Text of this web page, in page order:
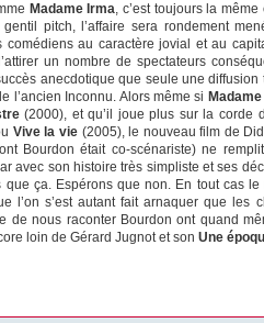
Madame Irma, c’est toujours la
pitch, l’affaire sera rondement
comédiens au caractère jovial et au
un nombre de spectateurs
anecdotique que seule une
l’ancien Inconnu. Alors même si
(2000), et qu’il joue plus sur la corde
Vive la vie(2005), le nouveau film de
Bourdon était co-scénariste) ne
avec son histoire très simpliste et ses
que ça. Espérons que non. En tout cas
l’on s’est autant fait arnaquer que
de nous raconter Bourdon ont quand
loin de Gérard Jugnot et son Une